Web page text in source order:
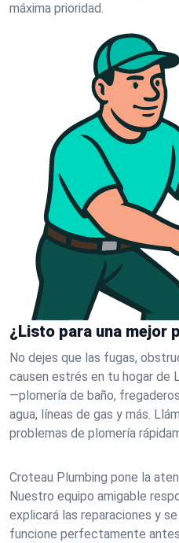
máxima prioridad.
¿Listo para una mejor
No dejes que las fugas,
causen estrés en tu hogar de
—plomería de baño,
agua, líneas de gas y más.
problemas de plomería
Croteau Plumbing pone la
Nuestro equipo amigable
explicará las reparaciones y
funcione perfectamente